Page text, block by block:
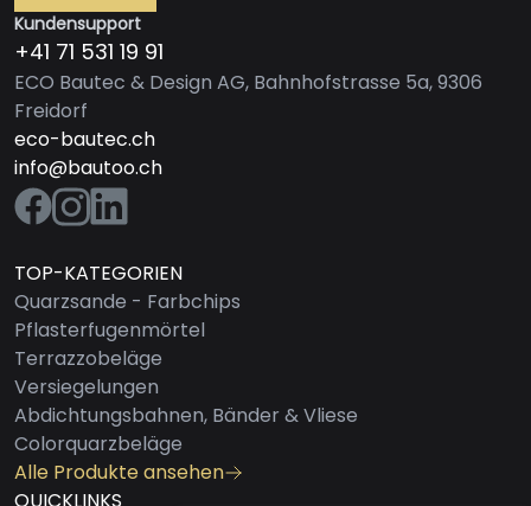
Kundensupport
+41 71 531 19 91
ECO Bautec & Design AG, Bahnhofstrasse 5a, 9306
Freidorf
eco-bautec.ch
info@bautoo.ch
TOP-KATEGORIEN
Quarzsande - Farbchips
Pflasterfugenmörtel
Terrazzobeläge
Versiegelungen
Abdichtungsbahnen, Bänder & Vliese
Colorquarzbeläge
Alle Produkte ansehen